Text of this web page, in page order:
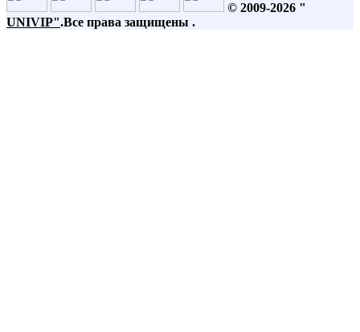
© 2009-2026 "
UNIVIP".Все права защищены .